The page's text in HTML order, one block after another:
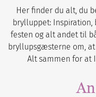
Her finder du alt, du
brylluppet: Inspiration,
festen og alt andet til
bryllupsgæsterne om,
Alt sammen for at